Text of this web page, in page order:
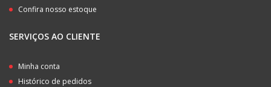
Confira nosso estoque
SERVIÇOS AO CLIENTE
Minha conta
Histórico de pedidos